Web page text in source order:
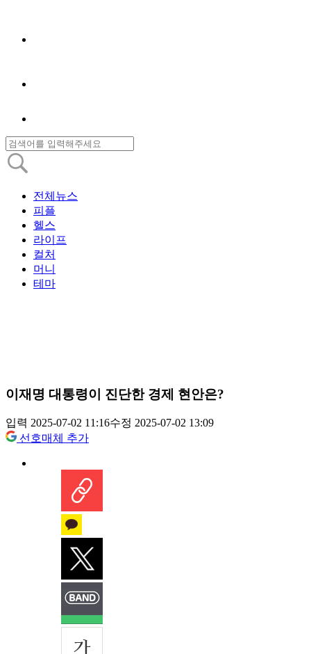
전체뉴스
피플
헬스
라이프
컬처
머니
테마
이재명 대통령이 진단한 경제 현안은?
입력 2025-07-02 11:16수정 2025-07-02 13:09
선호매체 추가